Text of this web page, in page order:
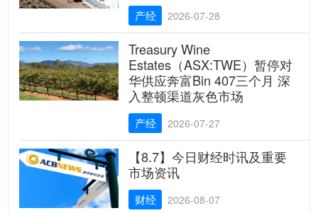
产经 2026-07-28
Treasury Wine
Estates（ASX:TWE）暂停对
华供应奔富Bin 407三个月 深
入整顿渠道灰色市场
产经 2026-07-27
【8.7】今日财经时讯及重要
市场资讯
财经 2026-08-07